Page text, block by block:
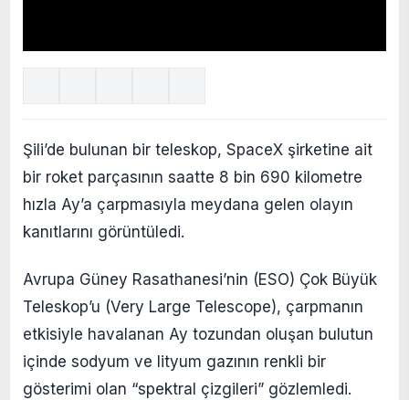
Şili’de bulunan bir teleskop, SpaceX şirketine ait
bir roket parçasının saatte 8 bin 690 kilometre
hızla Ay’a çarpmasıyla meydana gelen olayın
kanıtlarını görüntüledi.
Avrupa Güney Rasathanesi’nin (ESO) Çok Büyük
Teleskop’u (Very Large Telescope), çarpmanın
etkisiyle havalanan Ay tozundan oluşan bulutun
içinde sodyum ve lityum gazının renkli bir
gösterimi olan “spektral çizgileri” gözlemledi.